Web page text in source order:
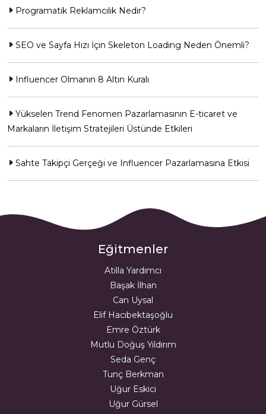
Programatik Reklamcılık Nedir?
SEO ve Sayfa Hızı İçin Skeleton Loading Neden Önemli?
Influencer Olmanın 8 Altın Kuralı
Yükselen Trend Fenomen Pazarlamasının E-ticaret ve
Markaların İletişim Stratejileri Üstünde Etkileri
Sahte Takipçi Gerçeği ve Influencer Pazarlamasına Etkisi
Eğitmenler
Atilla Yardımcı
Başak İlhan
Can Uysal
Elif Hacıbektaşoğlu
Emre Öztürk
Mutlu Doğuş Yıldırım
Seda Genç
Tunç Berkman
Uğur Eskici
Uğur Gürsel